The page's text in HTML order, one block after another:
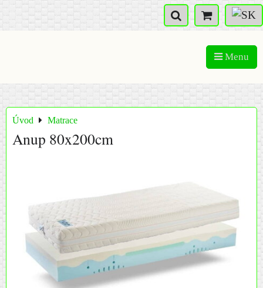
Menu
Úvod Matrace
Anup 80x200cm